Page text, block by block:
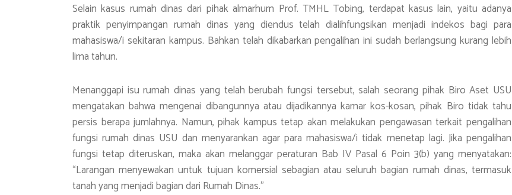
Selain kasus rumah dinas dari pihak almarhum Prof. TMHL Tobing, terdapat kasus lain, yaitu adanya
praktik penyimpangan rumah dinas yang diendus telah dialihfungsikan menjadi indekos bagi para
mahasiswa/i sekitaran kampus. Bahkan telah dikabarkan pengalihan ini sudah berlangsung kurang lebih
lima tahun.
Menanggapi isu rumah dinas yang telah berubah fungsi tersebut, salah seorang pihak Biro Aset USU
mengatakan bahwa mengenai dibangunnya atau dijadikannya kamar kos-kosan, pihak Biro tidak tahu
persis berapa jumlahnya. Namun, pihak kampus tetap akan melakukan pengawasan terkait pengalihan
fungsi rumah dinas USU dan menyarankan agar para mahasiswa/i tidak menetap lagi. Jika pengalihan
fungsi tetap diteruskan, maka akan melanggar peraturan Bab IV Pasal 6 Poin 3(b) yang menyatakan:
“Larangan menyewakan untuk tujuan komersial sebagian atau seluruh bagian rumah dinas, termasuk
tanah yang menjadi bagian dari Rumah Dinas.”